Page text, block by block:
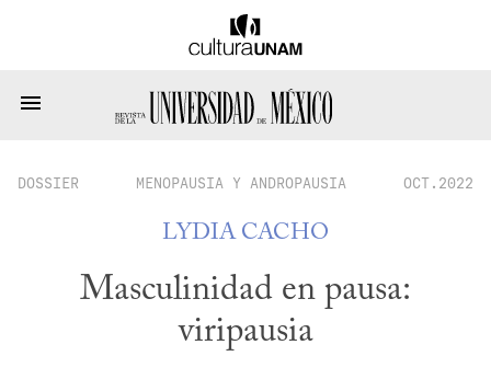
DOSSIER MENOPAUSIA Y ANDROPAUSIA OCT.2022
LYDIA CACHO
Masculinidad en pausa:
viripausia